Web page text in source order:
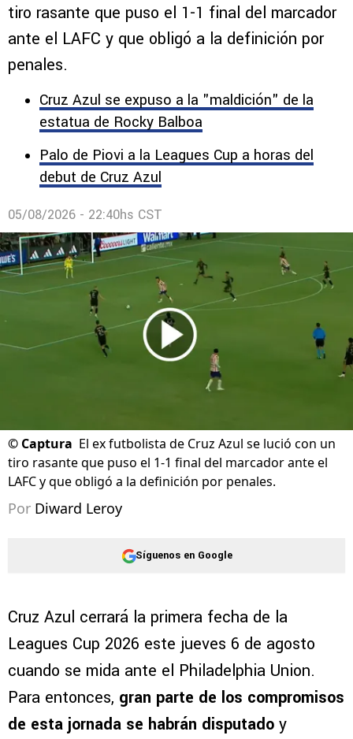
tiro rasante que puso el 1-1 final del marcador
ante el LAFC y que obligó a la definición por
penales.
Cruz Azul se expuso a la "maldición" de la
estatua de Rocky Balboa
Palo de Piovi a la Leagues Cup a horas del
debut de Cruz Azul
05/08/2026 - 22:40hs CST
© Captura El ex futbolista de Cruz Azul se lució con un
tiro rasante que puso el 1-1 final del marcador ante el
LAFC y que obligó a la definición por penales.
Por Diward Leroy
Síguenos en Google
Cruz Azul cerrará la primera fecha de la
Leagues Cup 2026 este jueves 6 de agosto
cuando se mida ante el Philadelphia Union.
Para entonces, gran parte de los compromisos
de esta jornada se habrán disputado y